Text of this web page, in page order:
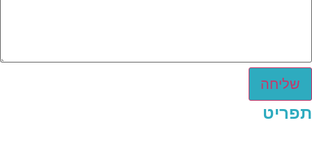
שליחה
תפריט